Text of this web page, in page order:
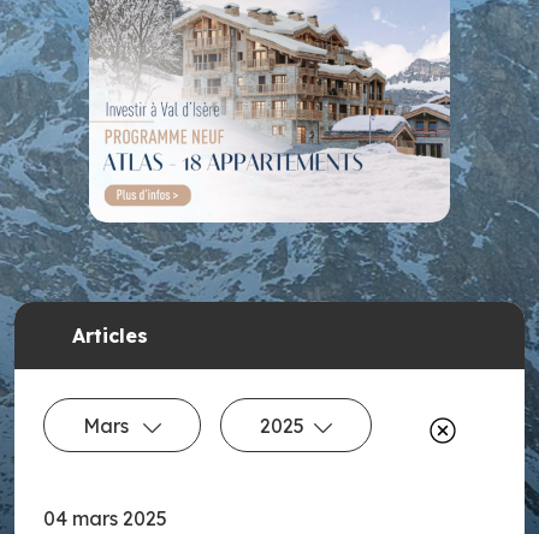
Articles
Mars 2025
04 mars 2025